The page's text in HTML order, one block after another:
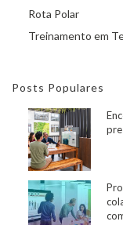
Rota Polar
Treinamento em
Posts Populares